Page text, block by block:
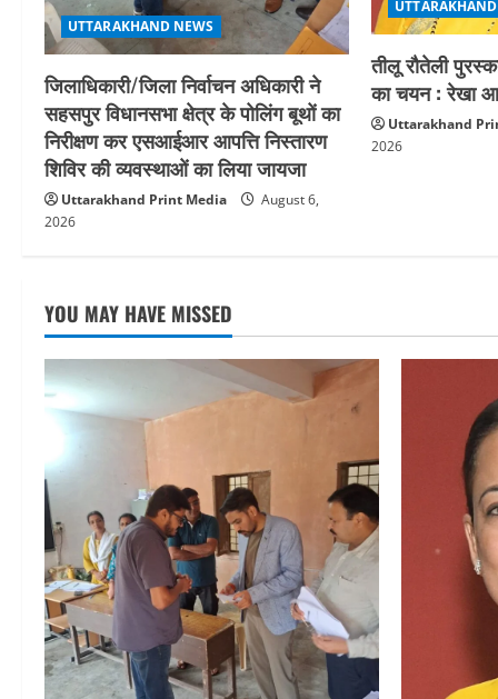
n UTTARAKHAND NEWS
जिलाधिकारी/जिला निर्वाचन अधिकारी ने
सहसपुर विधानसभा क्षेत्र के पोलिंग बूथों का
निरीक्षण कर एसआईआर आपत्ति निस्तारण
शिविर की व्यवस्थाओं का लिया जायजा
Uttarakhand Print Media
August 6,
2026
तीलू रौतेली
का चयन : रेखा
Uttarakhand
2026
YOU MAY HAVE MISSED